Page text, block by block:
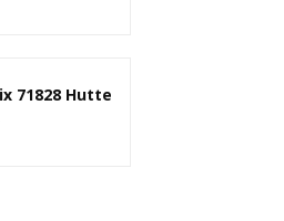
71828 Hutte